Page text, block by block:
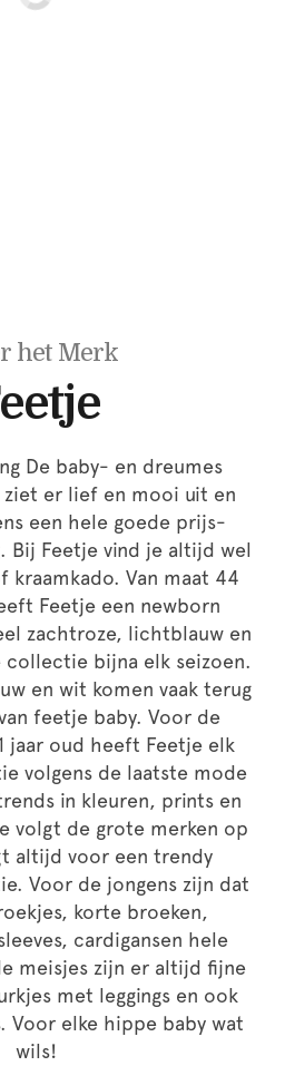
het Merk
De baby- en dreumes
ziet er lief en mooi uit en
een hele goede prijs-
Bij Feetje vind je altijd wel
kraamkado. Van maat 44
Feetje een newborn
zachtroze, lichtblauw en
collectie bijna elk seizoen.
en wit komen vaak terug
feetje baby. Voor de
jaar oud heeft Feetje elk
volgens de laatste mode
in kleuren, prints en
volgt de grote merken op
altijd voor een trendy
Voor de jongens zijn dat
korte broeken,
cardigansen hele
meisjes zijn er altijd fijne
met leggings en ook
Voor elke hippe baby wat
wils!